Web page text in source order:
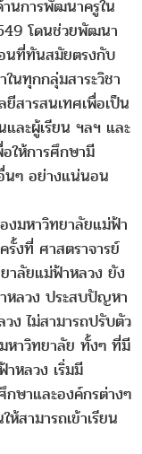
นการพัฒนาครูใน
โดนช่วยพัฒนา
นที่ทันสมัยตรงกับ
นทุกกลุ่มสาระวิชา
ยีสารสนเทศเพื่อเป็น
และผู้เรียน ฯลฯ และ
ให้การศึกษามี
นๆ อย่างแน่นอน
งมหาวิทยาลัยแม่ฟ้า
งที่ ศาสตราจารย์
าลัยแม่ฟ้าหลวง ยัง
หลวง ประสบปัญหา
ง ไม่สามารถปรับตัว
มหาวิทยาลัย ทั้งๆ ที่มี
หลวง เริ่มมี
กษาและองค์กรต่างๆ
สามารถเข้าเรียน